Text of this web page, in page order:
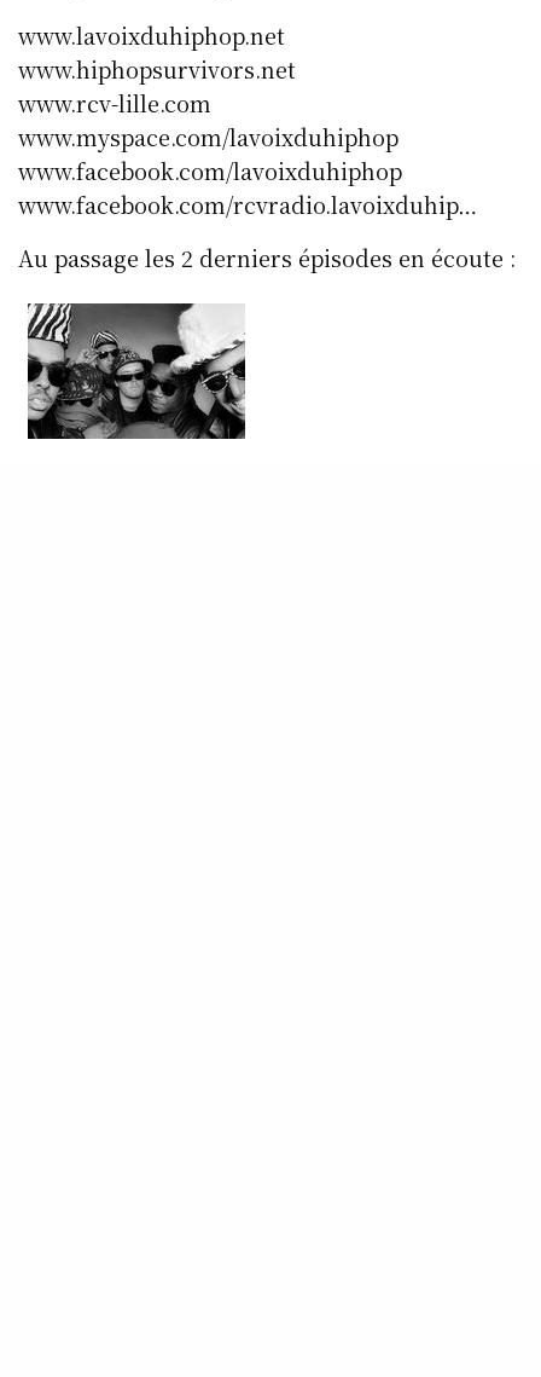
www.lavoixduhiphop.net
www.hiphopsurvivors.net
www.rcv-lille.com
www.myspace.com/lavoixduhiphop
www.facebook.com/lavoixduhiphop
www.facebook.com/rcvradio.lavoixduhip…
Au passage les 2 derniers épisodes en écoute :